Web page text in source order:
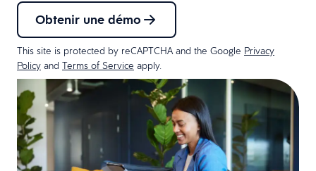
Obtenir une démo
This site is protected by reCAPTCHA and the Google Privacy
Policy and Terms of Service apply.